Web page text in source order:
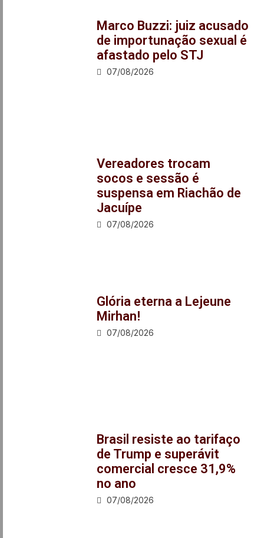
Marco Buzzi: juiz acusado
de importunação sexual é
afastado pelo STJ
07/08/2026
Vereadores trocam
socos e sessão é
suspensa em Riachão de
Jacuípe
07/08/2026
Glória eterna a Lejeune
Mirhan!
07/08/2026
Brasil resiste ao tarifaço
de Trump e superávit
comercial cresce 31,9%
no ano
07/08/2026